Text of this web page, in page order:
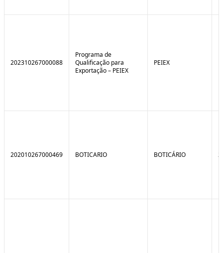
202310267000088
Programa de
Qualificação para
Exportação – PEIEX
PEIEX
202010267000469 BOTICARIO BOTICÁRIO